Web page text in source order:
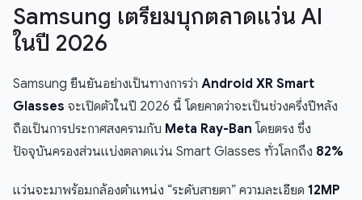
Samsung เตรียมบุกตลาดแว่น AI
ในปี 2026
Samsung ยืนยันอย่างเป็นทางการว่า Android XR Smart
Glasses จะเปิดตัวในปี 2026 นี้ โดยคาดว่าจะเป็นช่วงครึ่งปีหลัง
ถือเป็นการประกาศสงครามกับ Meta Ray-Ban โดยตรง ซึ่ง
ปัจจุบันครองส่วนแบ่งตลาดแว่น Smart Glasses ทั่วโลกถึง 82%
แว่นจะมาพร้อมกล้องตำแหน่ง “ระดับสายตา” ความละเอียด 12MP